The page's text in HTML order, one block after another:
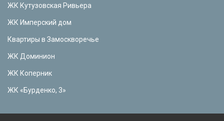
ЖК Кутузовская Ривьера
ЖК Имперский дом
Квартиры в Замоскворечье
ЖК Доминион
ЖК Коперник
ЖК «Бурденко, 3»